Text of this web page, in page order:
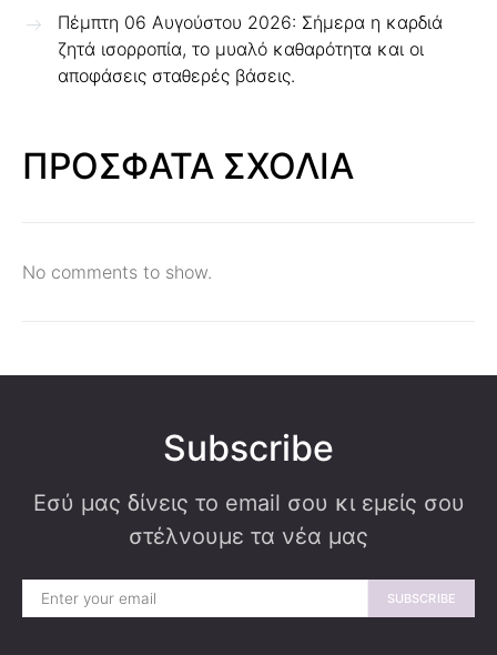
Πέμπτη 06 Αυγούστου 2026: Σήμερα η καρδιά
ζητά ισορροπία, το μυαλό καθαρότητα και οι
αποφάσεις σταθερές βάσεις.
ΠΡΟΣΦΑΤΑ ΣΧΟΛΙΑ
No comments to show.
Subscribe
Εσύ μας δίνεις το email σου κι εμείς σου
στέλνουμε τα νέα μας
SUBSCRIBE